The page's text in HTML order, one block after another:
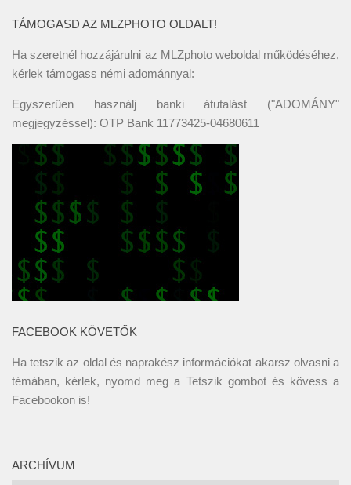
TÁMOGASD AZ MLZPHOTO OLDALT!
Ha szeretnél hozzájárulni az MLZphoto weboldal működéséhez,
kérlek támogass némi adománnyal:
Egyszerűen használj banki átutalást ("ADOMÁNY"
megjegyzéssel): OTP Bank 11773425-04680611
FACEBOOK KÖVETŐK
Ha tetszik az oldal és naprakész információkat akarsz olvasni a
témában, kérlek, nyomd meg a Tetszik gombot és kövess a
Facebookon is!
ARCHÍVUM